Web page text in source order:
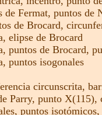
de Fermat, puntos de
de Brocard,
elipse de Brocard
puntos de Brocard,
puntos isogonales
circunscrita,
Parry, punto X(115),
puntos isotómicos,